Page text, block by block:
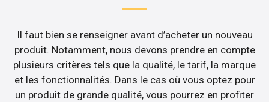
Il faut bien se renseigner avant d’acheter un nouveau
produit. Notamment, nous devons prendre en compte
plusieurs critères tels que la qualité, le tarif, la marque
et les fonctionnalités. Dans le cas où vous optez pour
un produit de grande qualité, vous pourrez en profiter